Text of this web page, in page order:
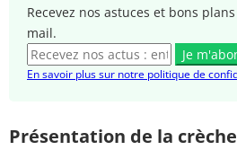
Recevez nos astuces et bons
mail.
Je
En savoir plus sur notre politique de
Présentation de la crèche